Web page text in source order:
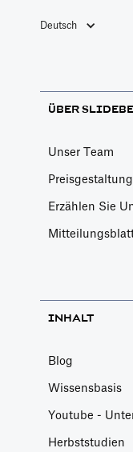
Deutsch
ÜBER
Unser Team
Preisgestaltung
Erzählen Sie
INHALT
Blog
Wissensbasis
Youtube -
Herbststudien